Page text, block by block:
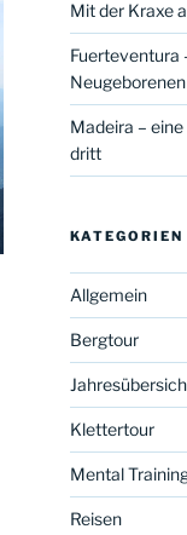
Mit der Kraxe
Fuerteventura
Neugeborenen
Madeira –
dritt
KATEGORIEN
Allgemein
Bergtour
Klettertour
Mental
Reisen